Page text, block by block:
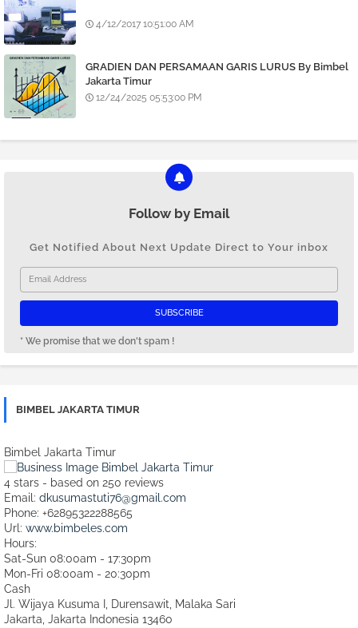
4/12/2017 10:51:00 AM
GRADIEN DAN PERSAMAAN GARIS LURUS By Bimbel
Jakarta Timur
12/24/2025 05:53:00 PM
Follow by Email
Get Notified About Next Update Direct to Your inbox
* We promise that we don't spam !
BIMBEL JAKARTA TIMUR
Bimbel Jakarta Timur
4 stars - based on 250 reviews
Email: dkusumastuti76@gmail.com
Phone: +62895322288565
Url: www.bimbeles.com
Hours:
Sat-Sun 08:00am - 17:30pm
Mon-Fri 08:00am - 20:30pm
Cash
Jl. Wijaya Kusuma I, Durensawit, Malaka Sari
Jakarta Jakarta Indonesia 13460